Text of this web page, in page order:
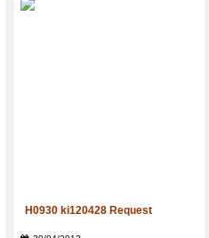
H0930 ki120428 Request